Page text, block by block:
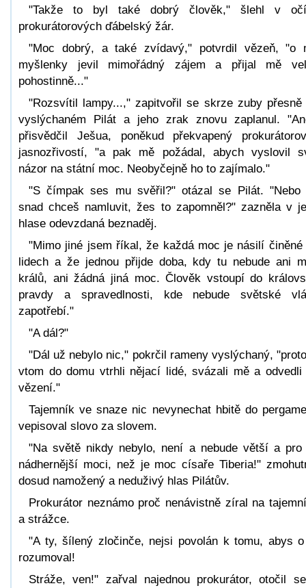
"Takže to byl také dobrý člověk," šlehl v
prokurátorových ďábelský žár.
"Moc dobrý, a také zvídavý," potvrdil vězeň, "o
myšlenky jevil mimořádný zájem a přijal mě
pohostinně..."
"Rozsvítil lampy...," zapitvořil se skrze zuby přesně
vyslýchaném Pilát a jeho zrak znovu zaplanul.
přisvědčil Ješua, poněkud překvapený
jasnozřivostí, "a pak mě požádal, abych vyslovil
názor na státní moc. Neobyčejně ho to zajímalo."
"S čímpak ses mu svěřil?" otázal se Pilát. "Nebo
snad chceš namluvit, žes to zapomněl?" zazněla v
hlase odevzdaná beznaděj.
"Mimo jiné jsem říkal, že každá moc je násilí činěné
lidech a že jednou přijde doba, kdy tu nebude ani
králů, ani žádná jiná moc. Člověk vstoupí do
pravdy a spravedlnosti, kde nebude světské
zapotřebí."
"A dál?"
"Dál už nebylo nic," pokrčil rameny vyslýchaný,
vtom do domu vtrhli nějací lidé, svázali mě a odvedli
vězení."
Tajemník ve snaze nic nevynechat hbitě do
vepisoval slovo za slovem.
"Na světě nikdy nebylo, není a nebude větší a pro
nádhernější moci, než je moc císaře Tiberia!"
dosud namožený a neduživý hlas Pilátův.
Prokurátor neznámo proč nenávistně zíral na
a strážce.
"A ty, šílený zločinče, nejsi povolán k tomu, abys
rozumoval!
Stráže, ven!" zařval najednou prokurátor, otočil